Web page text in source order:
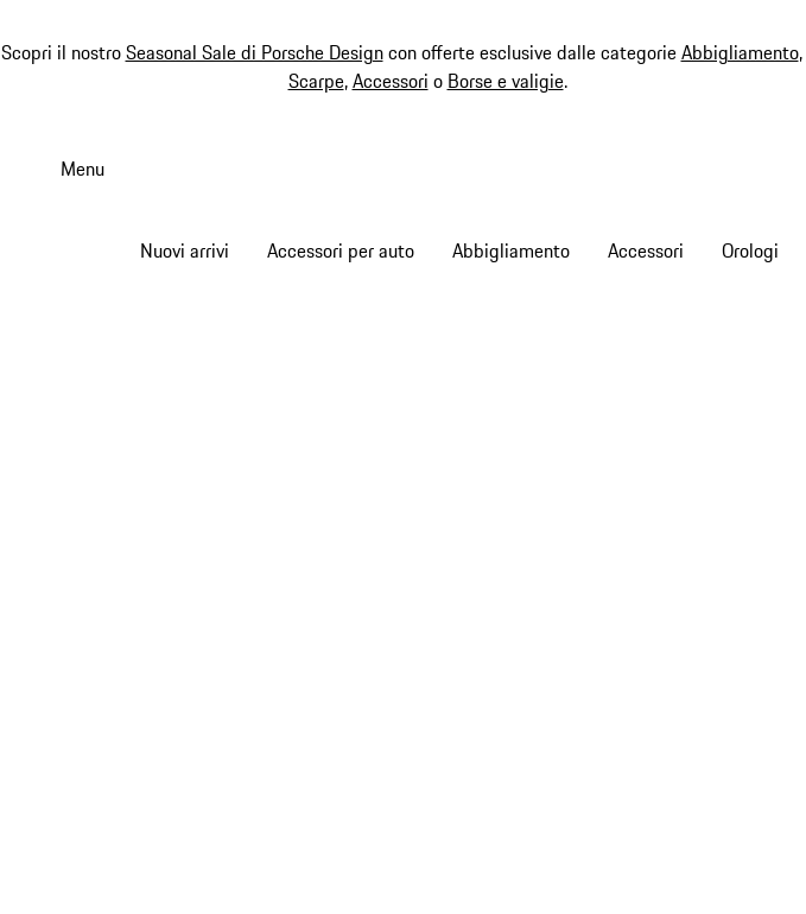
Scopri il nostroSeasonal Sale di Porsche Designcon offerte esclusive dalle categorieAbbigliamento,
Scarpe,Accessori o Borse e valigie.
Menu
Nuovi arrivi Accessori per auto Abbigliamento Accessori Orologi